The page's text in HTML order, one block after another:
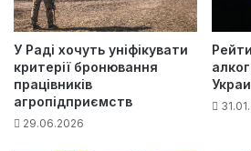
У Раді хочуть уніфікувати
критерії бронювання
працівників
агропідприємств
29.06.2026